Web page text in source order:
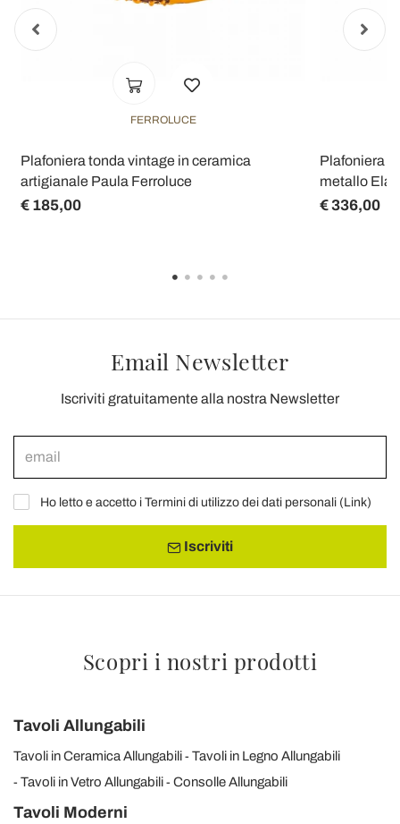
FERROLUCE
Plafoniera tonda vintage in ceramica
artigianale Paula Ferroluce
€ 185,00
Plafoniera
metallo
€ 336,00
Email Newsletter
Iscriviti gratuitamente alla nostra Newsletter
Ho letto e accetto i Termini di utilizzo dei dati personali (Link)
Iscriviti
Scopri i nostri prodotti
Tavoli Allungabili
Tavoli in Ceramica Allungabili
Tavoli in Legno Allungabili
Tavoli in Vetro Allungabili
Consolle Allungabili
Tavoli Moderni